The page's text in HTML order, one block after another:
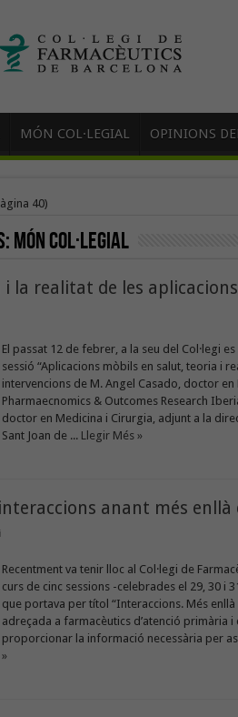
MÓN COL·LEGIAL OPINIONS
40)
Món col·legial
la realitat de les
El passat 12 de febrer, a la seu del Col·legi
sessió “Aplicacions mòbils en salut, teoria i
intervencions de M. Angel Casado, doctor
Pharmaecnomics & Outcomes Research
doctor en Medicina i Cirurgia, adjunt a la
Sant Joan de ... Llegir Més »
anant més enllà
Recentment va tenir lloc al Col·legi de
curs de cinc sessions -celebrades el 29, 30 i
que portava per títol “Interaccions. Més
adreçada a farmacèutics d’atenció primària i
proporcionar la informació necessària per
»